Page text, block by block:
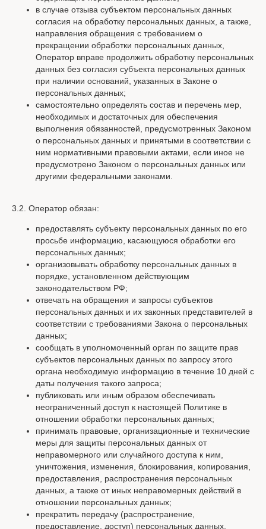
в случае отзыва субъектом персональных данных
согласия на обработку персональных данных, а также,
направления обращения с требованием о
прекращении обработки персональных данных,
Оператор вправе продолжить обработку персональных
данных без согласия субъекта персональных данных
при наличии оснований, указанных в Законе о
персональных данных;
самостоятельно определять состав и перечень мер,
необходимых и достаточных для обеспечения
выполнения обязанностей, предусмотренных Законом
о персональных данных и принятыми в соответствии с
ним нормативными правовыми актами, если иное не
предусмотрено Законом о персональных данных или
другими федеральными законами.
3.2. Оператор обязан:
предоставлять субъекту персональных данных по его
просьбе информацию, касающуюся обработки его
персональных данных;
организовывать обработку персональных данных в
порядке, установленном действующим
законодательством РФ;
отвечать на обращения и запросы субъектов
персональных данных и их законных представителей в
соответствии с требованиями Закона о персональных
данных;
сообщать в уполномоченный орган по защите прав
субъектов персональных данных по запросу этого
органа необходимую информацию в течение 10 дней с
даты получения такого запроса;
публиковать или иным образом обеспечивать
неограниченный доступ к настоящей Политике в
отношении обработки персональных данных;
принимать правовые, организационные и технические
меры для защиты персональных данных от
неправомерного или случайного доступа к ним,
уничтожения, изменения, блокирования, копирования,
предоставления, распространения персональных
данных, а также от иных неправомерных действий в
отношении персональных данных;
прекратить передачу (распространение,
предоставление, доступ) персональных данных,